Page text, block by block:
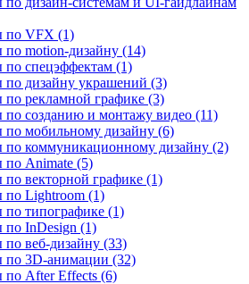
по VFX (1)
по motion-дизайну (14)
по спецэффектам (1)
по дизайну украшений (3)
по рекламной графике (3)
по созданию и монтажу видео (11)
по мобильному дизайну (6)
по коммуникационному дизайну (2)
по Animate (5)
по векторной графике (1)
по Lightroom (1)
по типографике (1)
по InDesign (1)
веб‑дизайну (33)
по 3D‑анимации (32)
по After Effects (6)